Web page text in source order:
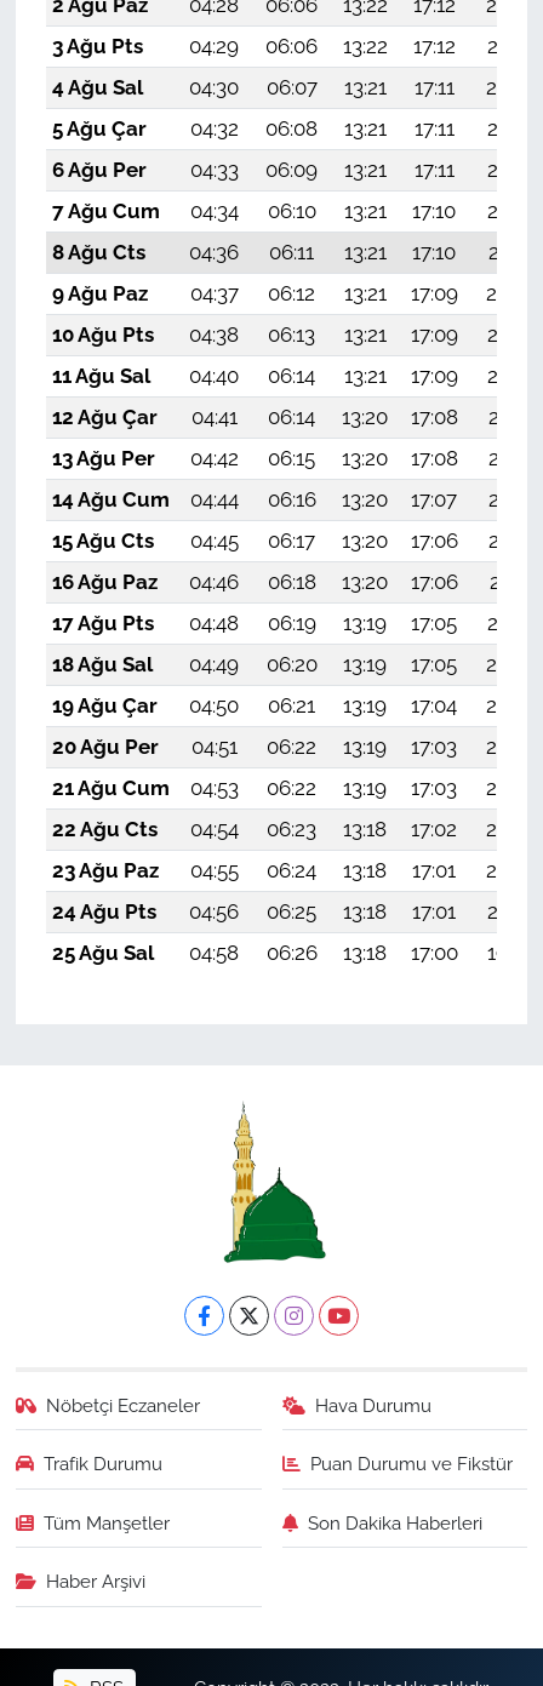
3 Ağu Pts
04:29 06:06 13:22 17:12
20:27
4 Ağu Sal
04:30 06:07 13:21 17:11
20:26
5 Ağu Çar
04:32 06:08 13:21 17:11
20:25
6 Ağu Per
04:33 06:09 13:21 17:11
20:24
7 Ağu Cum
04:34 06:10 13:21 17:10
20:22
8 Ağu Cts
04:36 06:11 13:21 17:10
20:21
9 Ağu Paz
04:37 06:12 13:21 17:09
20:20
10 Ağu Pts
04:38 06:13 13:21 17:09
20:19
11 Ağu Sal
04:40 06:14 13:21 17:09
20:18
12 Ağu Çar
04:41 06:14 13:20 17:08
20:17
13 Ağu Per
04:42 06:15 13:20 17:08
20:15
14 Ağu Cum
04:44 06:16 13:20 17:07
20:14
15 Ağu Cts
04:45 06:17 13:20 17:06
20:13
16 Ağu Paz
04:46 06:18 13:20 17:06
20:11
17 Ağu Pts
04:48 06:19 13:19 17:05
20:10
18 Ağu Sal
04:49 06:20 13:19 17:05
20:09
19 Ağu Çar
04:50 06:21 13:19 17:04
20:07
20 Ağu Per
04:51 06:22 13:19 17:03
20:06
21 Ağu Cum
04:53 06:22 13:19 17:03
20:05
22 Ağu Cts
04:54 06:23 13:18 17:02
20:03
23 Ağu Paz
04:55 06:24 13:18 17:01
20:02
24 Ağu Pts
04:56 06:25 13:18 17:01
20:01
25 Ağu Sal
04:58 06:26 13:18 17:00 19:59
Nöbetçi Eczaneler Hava Durumu
Trafik Durumu Puan Durumu ve Fikstür
Tüm Manşetler Son Dakika Haberleri
Haber Arşivi